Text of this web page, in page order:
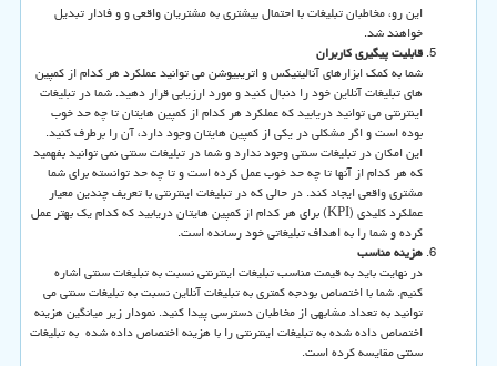
این رو، مخاطبان تبلیغات با احتمال بیشتری به مشتریان واقعی و و فادار تبدیل
خواهند شد.
قابلیت پیگیری کاربران
شما به کمک ابزارهای آنالیتیکس و اتریبیوشن می توانید عملکرد هر کدام از کمپین
های تبلیغات آنلاین خود را دنبال کنید و مورد ارزیابی قرار دهید. شما در تبلیغات
اینترنتی می توانید دریابید که عملکرد هر کدام از کمپین هایتان تا چه حد خوب
بوده است و اگر مشکلی در یکی از کمپین هایتان وجود دارد، آن را برطرف کنید.
این امکان در تبلیغات سنتی وجود ندارد و شما در تبلیغات سنتی نمی توانید بفهمید
که هر کدام از آنها تا چه حد خوب عمل کرده است و تا چه حد توانسته برای شما
مشتری واقعی ایجاد کند. در حالی که در تبلیغات اینترنتی با تعریف چندین معیار
عملکرد کلیدی(KPI)برای هر کدام از کمپین هایتان دریابید که کدام یک بهتر عمل
کرده و شما را به اهداف تبلیغاتی خود رسانده است.
هزینه مناسب
در نهایت باید به قیمت مناسب تبلیغات اینترنتی نسبت به تبلیغات سنتی اشاره
کنیم. شما با اختصاص بودجه کمتری به تبلیغات آنلاین نسبت به تبلیغات سنتی می
توانید به تعداد مشابهی از مخاطبان دسترسی پیدا کنید. نمودار زیر میانگین هزینه
اختصاص داده شده به تبلیغات اینترنتی را با هزینه اختصاص داده شده به تبلیغات
سنتی مقایسه کرده است.